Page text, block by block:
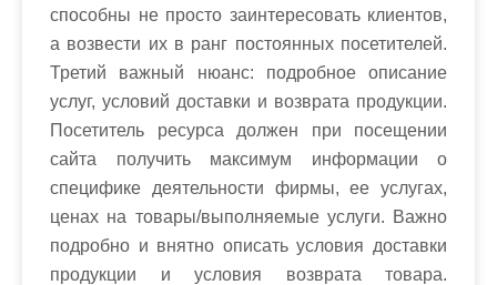
способны не просто заинтересовать клиентов,
а возвести их в ранг постоянных посетителей.
Третий важный нюанс: подробное описание
услуг, условий доставки и возврата продукции.
Посетитель ресурса должен при посещении
сайта получить максимум информации о
специфике деятельности фирмы, ее услугах,
ценах на товары/выполняемые услуги. Важно
подробно и внятно описать условия доставки
продукции и условия возврата товара.